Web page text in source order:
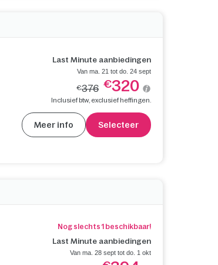
Last Minute aanbiedingen
Van ma. 21 tot do. 24 sept
€376 €320
Inclusief btw, exclusief heffingen.
Meer info Selecteer
Nog slechts 1 beschikbaar!
Last Minute aanbiedingen
Van ma. 28 sept tot do. 1 okt